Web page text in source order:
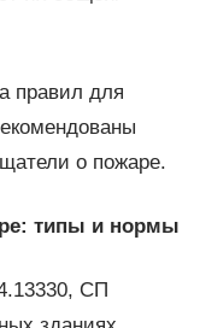
правил для
о пожаре.
типы и нормы
СП